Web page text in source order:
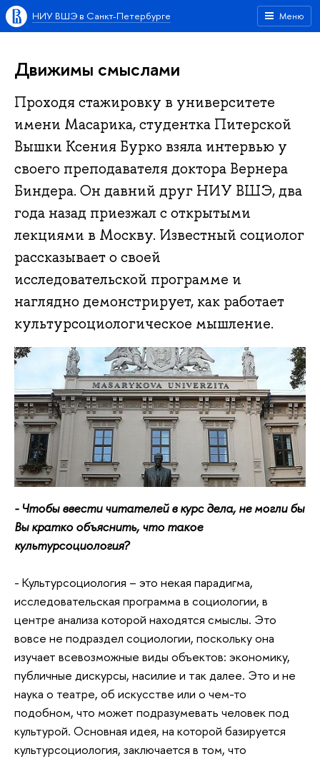
Меню
НИУ ВШЭ в Санкт-Петербурге
Движимы смыслами
Проходя стажировку в университете
имени Масарика, студентка Питерской
Вышки Ксения Бурко взяла интервью у
своего преподавателя доктора Вернера
Биндера. Он давний друг НИУ ВШЭ, два
года назад приезжал с открытыми
лекциями в Москву. Известный социолог
рассказывает о своей
исследовательской программе и
наглядно демонстрирует, как работает
культурсоциологическое мышление.
- Чтобы ввести читателей в курс дела, не могли бы
Вы кратко объяснить, что такое
культурсоциология?
- Культурсоциология – это некая парадигма,
исследовательская программа в социологии, в
центре анализа которой находятся смыслы. Это
вовсе не подраздел социологии, поскольку она
изучает всевозможные виды объектов: экономику,
публичные дискурсы, насилие и так далее. Это и не
наука о театре, об искусстве или о чем-то
подобном, что может подразумевать человек под
культурой. Основная идея, на которой базируется
культурсоциология, заключается в том, что